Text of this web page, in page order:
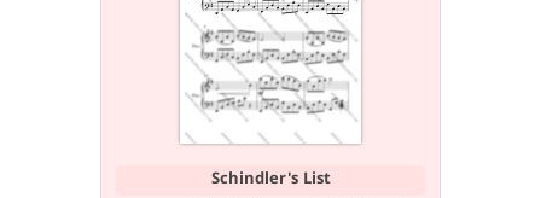
Schindler's List